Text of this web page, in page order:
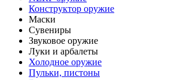
Конструктор оружие
Маски
Сувениры
Звуковое оружие
Луки и арбалеты
Холодное оружие
Пульки, пистоны